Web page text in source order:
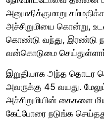
அனுமதிக்குமாறு
அச்சிறுமியை கொன்று,
கொண்டு வந்து, இரண்டு
வன்கொடுமை
இறுதியாக அந்த தொடர
அவருக்கு 45 வயது.
அச்சிறுமியின் கைகளை
கேட்போரை நடுங்க